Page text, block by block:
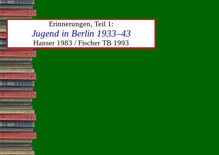
Erinnerungen, Teil 1:
Jugend in Berlin 1933–43
Hanser 1983 / Fischer TB 1993